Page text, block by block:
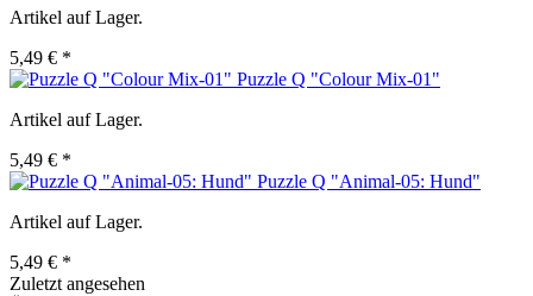
Artikel auf Lager.
5,49 € *
Puzzle Q "Colour Mix-01"
Artikel auf Lager.
5,49 € *
Puzzle Q "Animal-05: Hund"
Artikel auf Lager.
5,49 € *
Zuletzt angesehen